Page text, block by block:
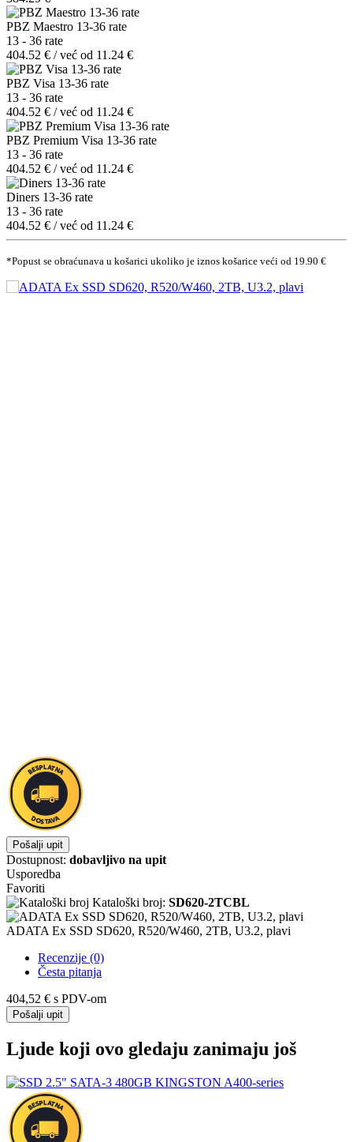
PBZ Maestro 13-36 rate
13 - 36 rate
404.52 € / već od 11.24 €
PBZ Visa 13-36 rate
13 - 36 rate
404.52 € / već od 11.24 €
PBZ Premium Visa 13-36 rate
13 - 36 rate
404.52 € / već od 11.24 €
Diners 13-36 rate
13 - 36 rate
404.52 € / već od 11.24 €
*Popust se obraćunava u košarici ukoliko je iznos košarice veći od 19.90 €
Pošalji upit
Dostupnost: dobavljivo na upit
Usporedba
Favoriti
Kataloški broj: SD620-2TCBL
ADATA Ex SSD SD620, R520/W460, 2TB, U3.2, plavi
Recenzije (0)
Česta pitanja
404,52 € s PDV-om
Pošalji upit
Ljude koji ovo gledaju zanimaju još